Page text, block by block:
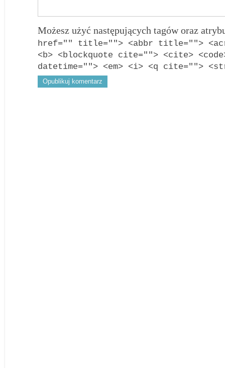
Możesz użyć następujących tagów oraz
href="" title=""> <abbr title="">
<b> <blockquote cite=""> <cite>
datetime=""> <em> <i> <q cite="">